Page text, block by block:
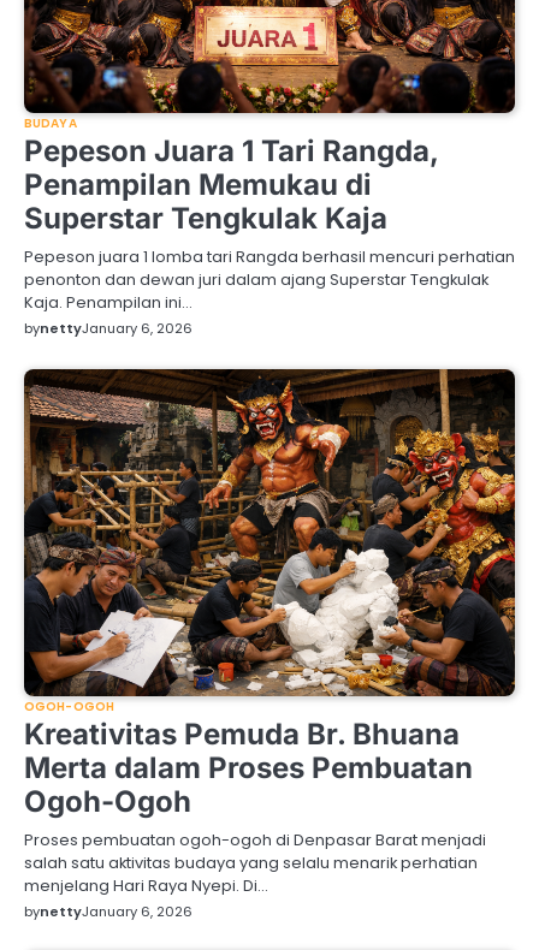
BUDAYA
Pepeson Juara 1 Tari Rangda,
Penampilan Memukau di
Superstar Tengkulak Kaja
Pepeson juara 1 lomba tari Rangda berhasil mencuri perhatian
penonton dan dewan juri dalam ajang Superstar Tengkulak
Kaja. Penampilan ini…
bynettyJanuary 6, 2026
OGOH-OGOH
Kreativitas Pemuda Br. Bhuana
Merta dalam Proses Pembuatan
Ogoh-Ogoh
Proses pembuatan ogoh-ogoh di Denpasar Barat menjadi
salah satu aktivitas budaya yang selalu menarik perhatian
menjelang Hari Raya Nyepi. Di…
bynettyJanuary 6, 2026